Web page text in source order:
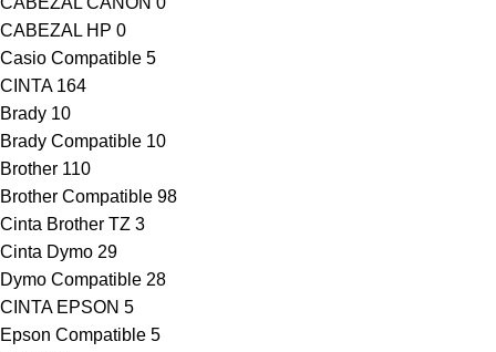
CABEZAL HP 0
Casio Compatible 5
CINTA 164
Brady 10
Brady Compatible 10
Brother 110
Brother Compatible 98
Cinta Brother TZ 3
Cinta Dymo 29
Dymo Compatible 28
CINTA EPSON 5
Epson Compatible 5